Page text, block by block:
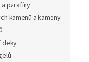
a parafíny
kamenů a kameny
deky